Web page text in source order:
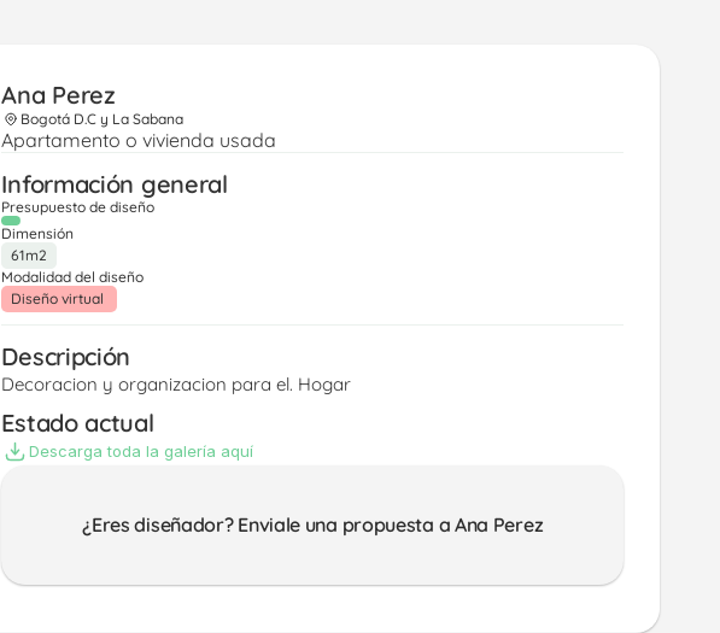
Ana Perez
Bogotá D.C y La Sabana
Apartamento o vivienda usada
Información general
Presupuesto de diseño
Dimensión
61m2
Modalidad del diseño
Diseño virtual
Descripción
Decoracion y organizacion para el. Hogar
Estado actual
Descarga toda la galería aquí
¿Eres diseñador? Enviale una propuesta a Ana Perez